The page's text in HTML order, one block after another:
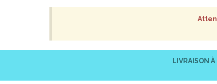
LIVRAISON À